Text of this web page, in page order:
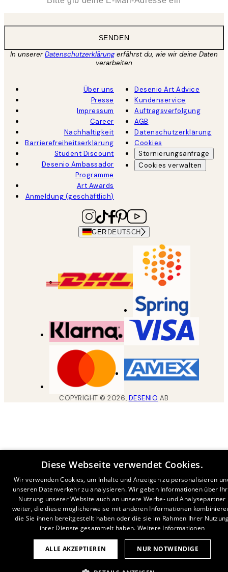
SENDEN
In unsererDatenschutzerklärungerfährst du, wie wir deine Daten
verarbeiten
Über uns
Presse
Impressum
Career
Nachhaltigkeit
Barrierefreiheitserklärung
Student Discount
Desenio Ambassador
Programme
Art Awards
Anmeldung (geschäftlich)
Desenio Art Advice
Kundenservice
Auftragsverfolgung
AGB
Datenschutzerklärung
Cookies
Stornierungsanfrage
Cookies verwalten
GER DEUTSCH
COPYRIGHT ©2026, DESENIO AB
Diese Webseite verwendet Cookies.
Wir verwenden Cookies, um Inhalte und Anzeigen zu personalisieren
unseren Datenverkehr zu analysieren. Wir geben Informationen über
Nutzung unserer Website auch an unsere Werbe- und Analysepartner
weiter, die diese möglicherweise mit anderen Informationen
die Sie ihnen bereitgestellt haben oder die sie im Rahmen Ihrer
ihrer Dienste gesammelt haben. Weitere Informationen
ALLE AKZEPTIEREN NUR NOTWENDIGE